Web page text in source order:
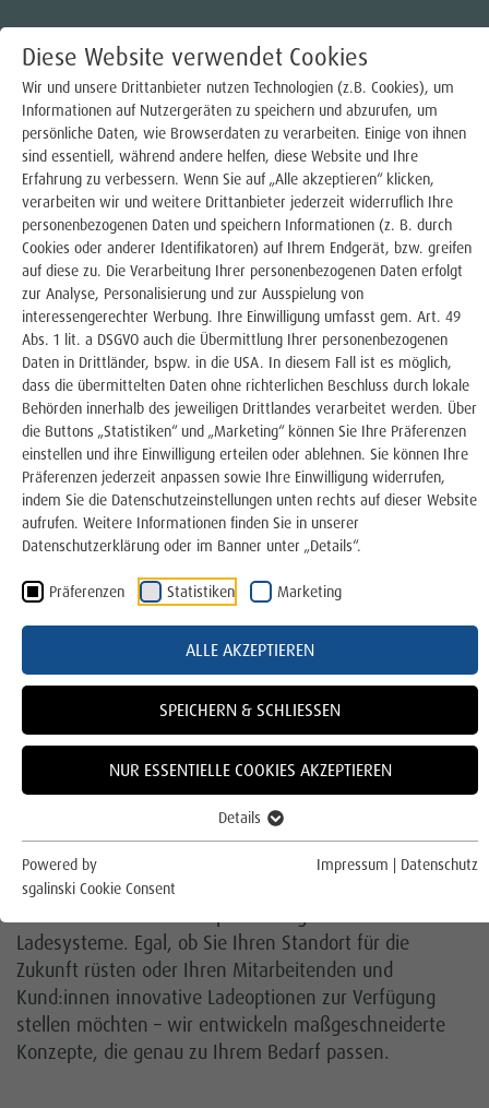
Strom
Gas
Wärme
Trinkwasser
E-Mobilität
Laden zuhause - Wallbox
Laden unterwegs
E-Mobilität für Unternehmen
Photovoltaik
Über uns
Online Service und Formulare
Kontakt
Karriere
Kundenportal
Netz
E-MOBILITÄT FÜR
UNTERNEHMEN
ZUKUNFT GEMEINSAM GESTALTEN
Gestalten Sie die Mobilitätswende aktiv mit! Durch den
Einsatz von Elektrofahrzeugen reduzieren Sie
Emissionen, schonen die Umwelt und senken
gleichzeitig Ihre Betriebskosten.
Individuelle Ladelösungen für Ihr Unternehmen
Die Stadtwerke Lingen bieten Ihnen als verlässlicher
Partner individuelle Komplettlösungen für
Ladesysteme. Egal, ob Sie Ihren Standort für die
Zukunft rüsten oder Ihren Mitarbeitenden und
Kund:innen innovative Ladeoptionen zur Verfügung
stellen möchten – wir entwickeln maßgeschneiderte
Konzepte, die genau zu Ihrem Bedarf passen.
Diese Website verwendet Cookies
Wir und unsere Drittanbieter nutzen Technologien (z.B. Cookies), um
Informationen auf Nutzergeräten zu speichern und abzurufen, um
persönliche Daten, wie Browserdaten zu verarbeiten. Einige von ihnen
sind essentiell, während andere helfen, diese Website und Ihre
Erfahrung zu verbessern. Wenn Sie auf „Alle akzeptieren“ klicken,
verarbeiten wir und weitere Drittanbieter jederzeit widerruflich Ihre
personenbezogenen Daten und speichern Informationen (z. B. durch
Cookies oder anderer Identifikatoren) auf Ihrem Endgerät, bzw. greifen
auf diese zu. Die Verarbeitung Ihrer personenbezogenen Daten erfolgt
zur Analyse, Personalisierung und zur Ausspielung von
interessengerechter Werbung. Ihre Einwilligung umfasst gem. Art. 49
Abs. 1 lit. a DSGVO auch die Übermittlung Ihrer personenbezogenen
Daten in Drittländer, bspw. in die USA. In diesem Fall ist es möglich,
dass die übermittelten Daten ohne richterlichen Beschluss durch lokale
Behörden innerhalb des jeweiligen Drittlandes verarbeitet werden. Über
die Buttons „Statistiken“ und „Marketing“ können Sie Ihre Präferenzen
einstellen und ihre Einwilligung erteilen oder ablehnen. Sie können Ihre
Präferenzen jederzeit anpassen sowie Ihre Einwilligung widerrufen,
indem Sie die Datenschutzeinstellungen unten rechts auf dieser Website
aufrufen. Weitere Informationen finden Sie in unserer
Datenschutzerklärung oder im Banner unter „Details“.
Präferenzen Statistiken Marketing
ALLE AKZEPTIEREN
SPEICHERN & SCHLIESSEN
NUR ESSENTIELLE COOKIES AKZEPTIEREN
Details
Powered by
sgalinski Cookie Consent
Impressum | Datenschutz